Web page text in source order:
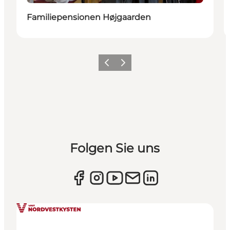
Familiepensionen Højgaarden
ZurückWeiter
Folgen Sie uns